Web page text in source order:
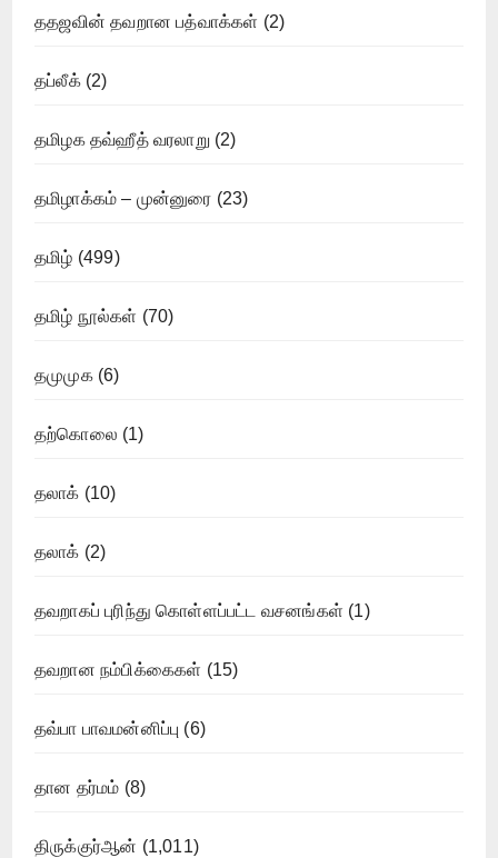
ததஜவின் தவறான பத்வாக்கள் (2)
தப்லீக்(2)
தமிழக தவ்ஹீத் வரலாறு (2)
தமிழாக்கம் – முன்னுரை (23)
தமிழ் (499)
தமிழ் நூல்கள் (70)
தமுமுக(6)
தற்கொலை (1)
தலாக் (10)
தலாக் (2)
தவறாகப் புரிந்து கொள்ளப்பட்ட வசனங்கள் (1)
தவறான நம்பிக்கைகள் (15)
தவ்பா பாவமன்னிப்பு (6)
தான தர்மம் (8)
திருக்குர்ஆன் (1,011)